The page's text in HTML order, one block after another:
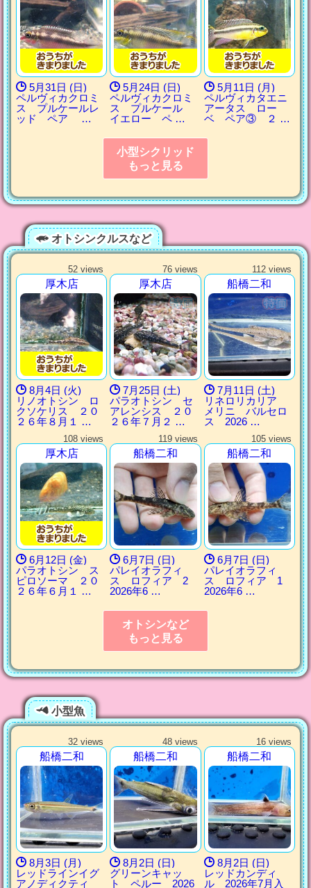
5月31日 (日)
ペルヴィカクロミ
ス プルケールレ
ッド ペア …
5月24日 (日)
ペルヴィカクロミ
ス プルケール
イエロー ペ …
5月11日 (月)
ペルヴィカタエニ
アータス ロー
ベ ペア③ ２ …
小型シクリッド
もっと見る
オトシンクルスなど
52 views
厚木店
8月4日 (火)
リノオトシン ロ
クソケリス ２０
２６年８月１ …
76 views
厚木店
7月25日 (土)
パラオトシン セ
アレンシス ２０
２６年７月２ …
112 views
船橋二和
7月11日 (土)
リネロリカリア
メリニ バルセロ
ス 2026 …
108 views
厚木店
6月12日 (金)
パラオトシン ス
ピロソーマ ２０
２６年６月１ …
119 views
船橋二和
6月7日 (日)
パレイオラフィ
ス ロフィア 2
2026年6 …
105 views
船橋二和
6月7日 (日)
パレイオラフィ
ス ロフィア 1
2026年6 …
オトシンなど
もっと見る
小型魚
32 views
船橋二和
8月3日 (月)
レッドラインイグ
アノディクティ
48 views
船橋二和
8月2日 (日)
グリーンキャッ
ト ペルー 2026
16 views
船橋二和
8月2日 (日)
レッドカンディ
ル 2026年7月入